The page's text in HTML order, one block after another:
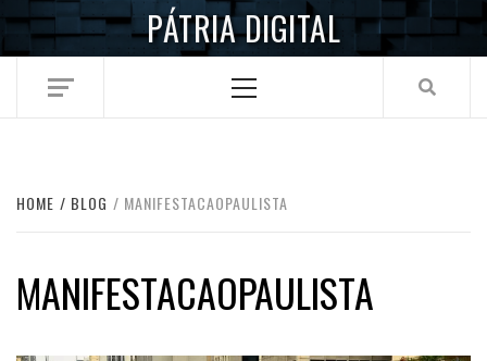
Skip
PÁTRIA DIGITAL
Menu
HOME BLOG MANIFESTACAOPAULISTA
MANIFESTACAOPAULISTA